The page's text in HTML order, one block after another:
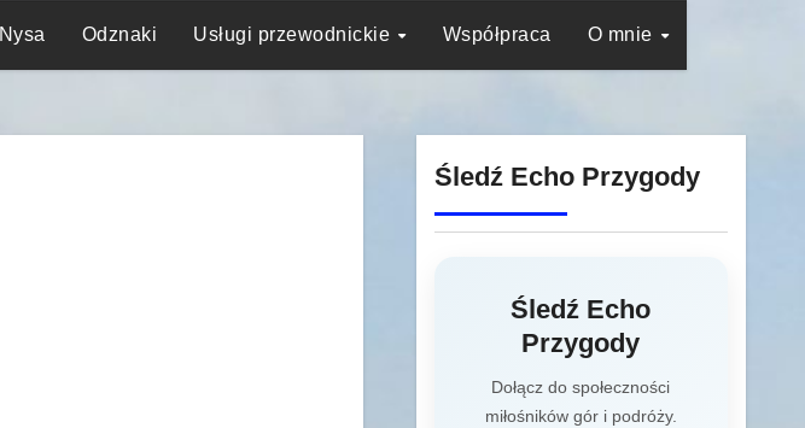
Nysa Odznaki Usługi przewodnickie Współpraca O mnie
Śledź Echo Przygody
Śledź Echo
Przygody
Dołącz do społeczności
miłośników gór i podróży.